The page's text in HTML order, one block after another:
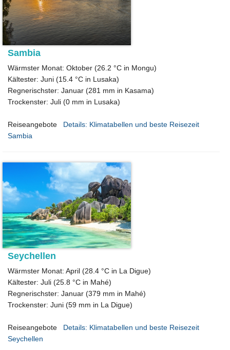
Sambia
Wärmster Monat: Oktober (26.2 °C in Mongu)
Kältester: Juni (15.4 °C in Lusaka)
Regnerischster: Januar (281 mm in Kasama)
Trockenster: Juli (0 mm in Lusaka)
Reiseangebote
Details: Klimatabellen und beste Reisezeit
Sambia
Seychellen
Wärmster Monat: April (28.4 °C in La Digue)
Kältester: Juli (25.8 °C in Mahé)
Regnerischster: Januar (379 mm in Mahé)
Trockenster: Juni (59 mm in La Digue)
Reiseangebote
Details: Klimatabellen und beste Reisezeit
Seychellen